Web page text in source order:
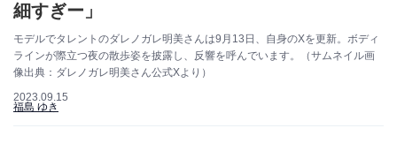
細すぎー」
モデルでタレントのダレノガレ明美さんは9月13日、自身のXを更新。ボディ
ラインが際立つ夜の散歩姿を披露し、反響を呼んでいます。（サムネイル画
像出典：ダレノガレ明美さん公式Xより）
2023.09.15
福島 ゆき